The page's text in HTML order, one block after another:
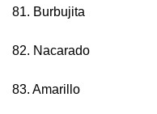
81. Burbujita
82. Nacarado
83. Amarillo